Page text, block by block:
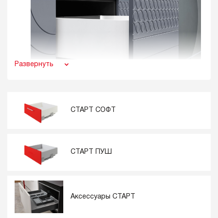
современное решение в линейке СТАРТ для создания
выдвижных ящиков с
СТАРТ ПУШ+СОФТ реализуется комплектом и выполнен в
самых популярных и востребованных монтажных длинах:
350 мм, 450 мм и 500 мм.
Характеристики СТАРТ ПУШ+СОФТ:
Полное выдвижение
Грузоподъёмность до 40 кг
Развернуть
СТАРТ СОФТ
СТАРТ ПУШ
Аксессуары СТАРТ